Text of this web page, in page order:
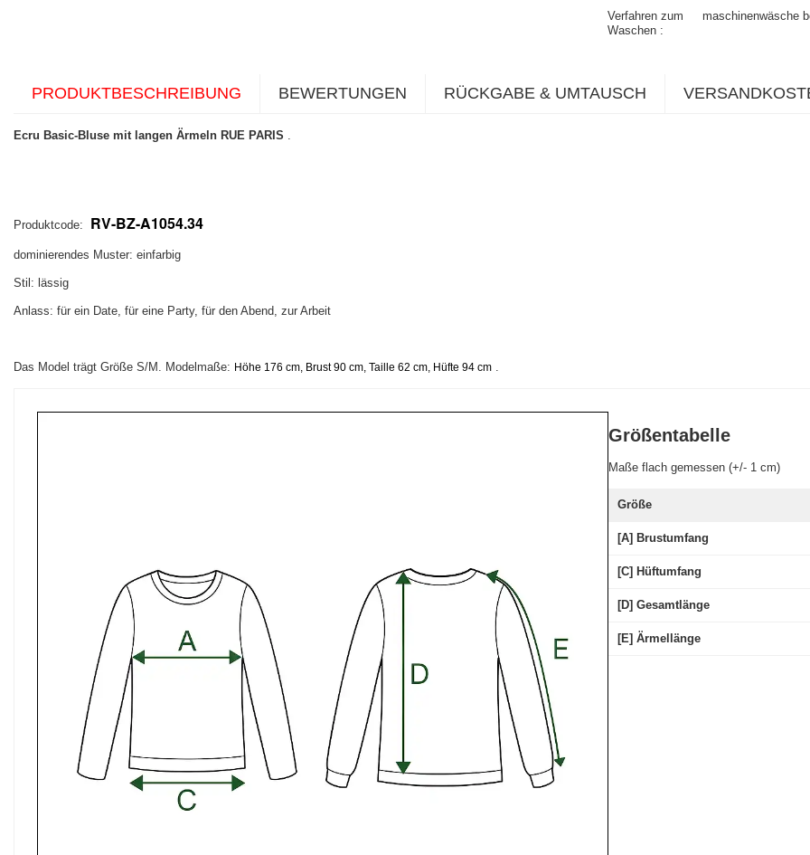
Verfahren zum
Waschen
maschinenwäsche
PRODUKTBESCHREIBUNG BEWERTUNGEN RÜCKGABE & UMTAUSCH
Ecru Basic-Bluse mit langen Ärmeln RUE PARIS
Produktcode: RV-BZ-A1054.34
dominierendes Muster: einfarbig
Stil: lässig
Anlass: für ein Date, für eine Party, für den Abend, zur Arbeit
Das Model trägt Größe S/M. Modelmaße: Höhe 176 cm, Brust 90 cm, Taille 62 cm, Hüfte 94 cm
Größentabelle
Maße flach gemessen (+/- 1 cm)
Größe
[A] Brustumfang
[C] Hüftumfang
[D] Gesamtlänge
[E] Ärmellänge